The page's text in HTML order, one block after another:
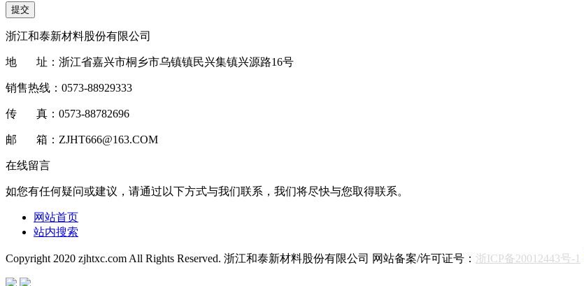
浙江和泰新材料股份有限公司
地 址：浙江省嘉兴市桐乡市乌镇镇民兴集镇兴源路16号
销售热线：0573-88929333
传 真：0573-88782696
邮 箱：ZJHT666@163.COM
在线留言
如您有任何疑问或建议，请通过以下方式与我们联系，我们将尽快与您取得联系。
网站首页
站内搜索
Copyright 2020 zjhtxc.com All Rights Reserved. 浙江和泰新材料股份有限公司 网站备案/许可证号： 浙ICP备20012443号-1